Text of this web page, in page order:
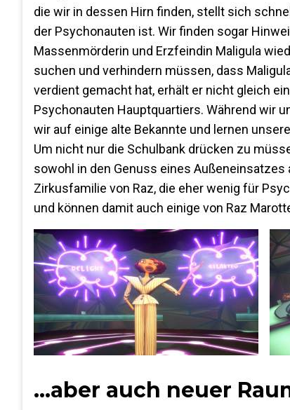
die wir in dessen Hirn finden, stellt sich
der Psychonauten ist. Wir finden sogar
Massenmörderin und Erzfeindin Maligula
suchen und verhindern müssen, dass
verdient gemacht hat, erhält er nicht gleich
Psychonauten Hauptquartiers. Während wir
wir auf einige alte Bekannte und lernen
Um nicht nur die Schulbank drücken zu
sowohl in den Genuss eines
Zirkusfamilie von Raz, die eher wenig für
und können damit auch einige von Raz
…aber auch neuer